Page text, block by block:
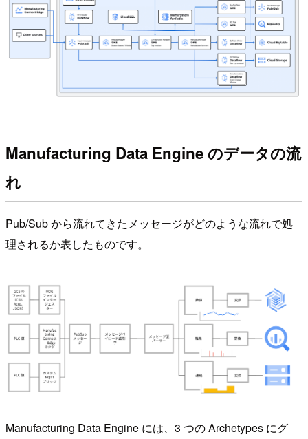
Manufacturing Data Engine のデータの流
れ
Pub/Sub から流れてきたメッセージがどのような流れで処
理されるか表したものです。
Manufacturing Data Engine には、3 つの Archetypes にグ